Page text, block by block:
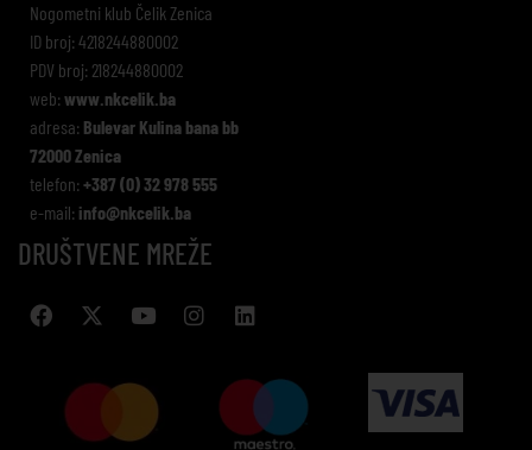
Nogometni klub Čelik Zenica
ID broj: 4218244880002
PDV broj: 218244880002
web: www.nkcelik.ba
adresa: Bulevar Kulina bana bb
72000 Zenica
telefon: +387 (0) 32 978 555
e-mail: info@nkcelik.ba
DRUŠTVENE MREŽE